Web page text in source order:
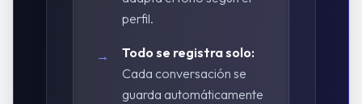
perfil.
→
Todo se registra solo:
Cada conversación se
guarda automáticamente